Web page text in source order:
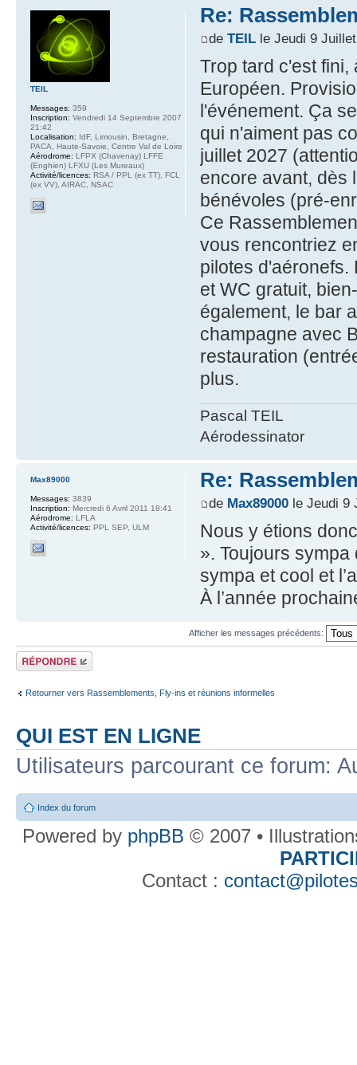
Re:
de TEILle Jeudi 9
Trop tard c'est
Européen.
l'événement. Ça
qui n'aiment pas
juillet 2027
encore avant, dès
bénévoles (pré-
Ce
vous rencontriez
pilotes d'aéronefs.
et WC gratuit,
également, le bar
champagne avec
restauration
plus.
Pascal TEIL
Aérodessinator
TEIL
Messages: 359
Inscription: Vendredi 14 Septembre 2007
21:42
Localisation: IdF, Limousin, Bretagne,
PACA, Haute-Savoie, Centre Val de Loire
Aérodrome: LFPX (Chavenay) LFFE
(Enghien) LFXU (Les Mureaux)
Activité/licences: RSA / PPL (ex TT), FCL
(ex VV), AIRAC, NSAC
Re:
de Max89000le Jeudi 9
Nous y étions
». Toujours
sympa et cool et
À l’année
Max89000
Messages: 3839
Inscription: Mercredi 6 Avril 2011 18:41
Aérodrome: LFLA
Activité/licences: PPL SEP, ULM
Afficher les messages précédents:
Répondre
Retourner vers Rassemblements, Fly-ins et réunions informelles
QUI EST EN LIGNE
Utilisateurs parcourant ce forum:
Index du forum
Powered by phpBB © 2007 •
Contact :